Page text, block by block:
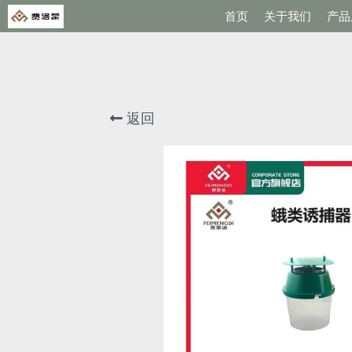
首页 关于我们 产
返回